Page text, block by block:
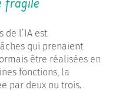
de l’IA est
qui prenaient
être réalisées en
fonctions, la
par deux ou trois.